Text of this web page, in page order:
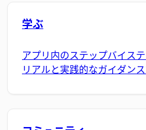
学ぶ
アプリ内のステップバイス
リアルと実践的なガイダンス